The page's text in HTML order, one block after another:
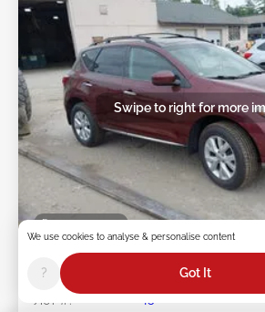
Swipe to right for more
2011 NISSAN MURANO 3.5L
Лот #:
45******
We use cookies to analyse & personalise content
? Got It